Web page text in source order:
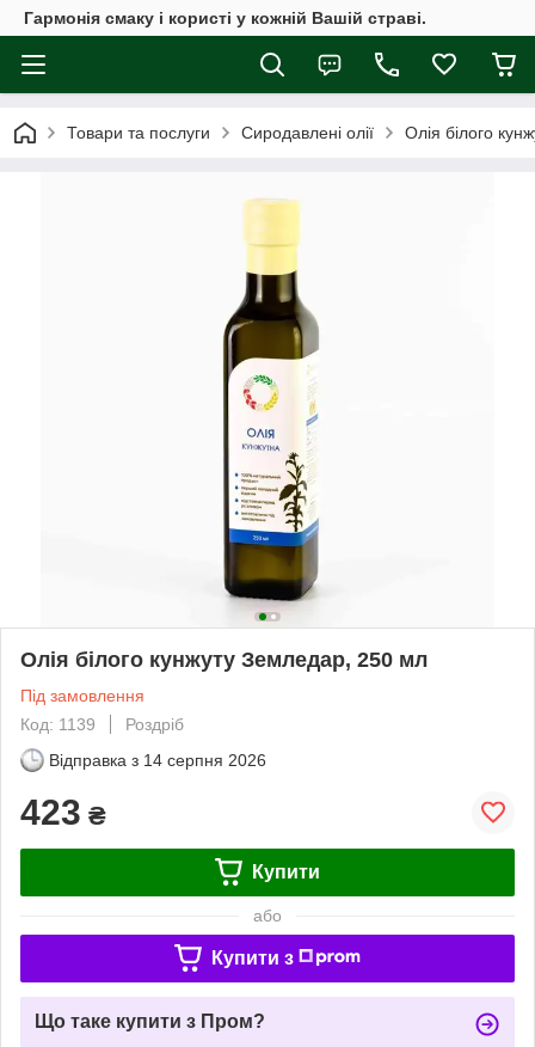
Гармонія смаку і користі у кожній Вашій страві.
Товари та послуги Сиродавлені олії Олія білого
Олія білого кунжуту Земледар, 250 мл
Під замовлення
Код: 1139
Роздріб
Відправка з 14 серпня 2026
423 ₴
Купити
або
Купити з
Що таке купити з Пром?